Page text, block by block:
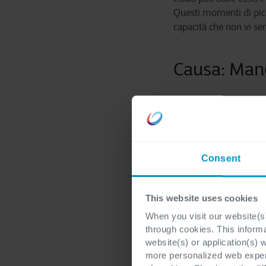
Consent
This website uses cookies
When you visit our
through cookies. This
website(s) or application(s)
more personalized web
Questi momenti di
capacità che non vi
Causa:
valore. Capita che i
soluzione è poco
i costi mensili sono
Causa:
L'IT realizza per